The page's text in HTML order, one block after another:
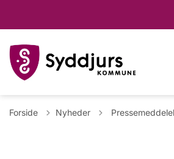
Forside Nyheder Tilbage til